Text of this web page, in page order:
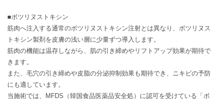
■ボツリヌストキシン
筋肉へ注入する通常のボツリヌストキシン注射とは異なり、ボツリヌス
トキシン製剤を皮膚の浅い層に少量ずつ導入します。
筋肉の機能は温存しながら、肌の引き締めやリフトアップ効果が期待で
きます。
また、毛穴の引き締めや皮脂の分泌抑制効果も期待でき、ニキビの予防
にも適しています。
当施術では、MFDS（韓国食品医薬品安全処）に認可を受けている「ボ